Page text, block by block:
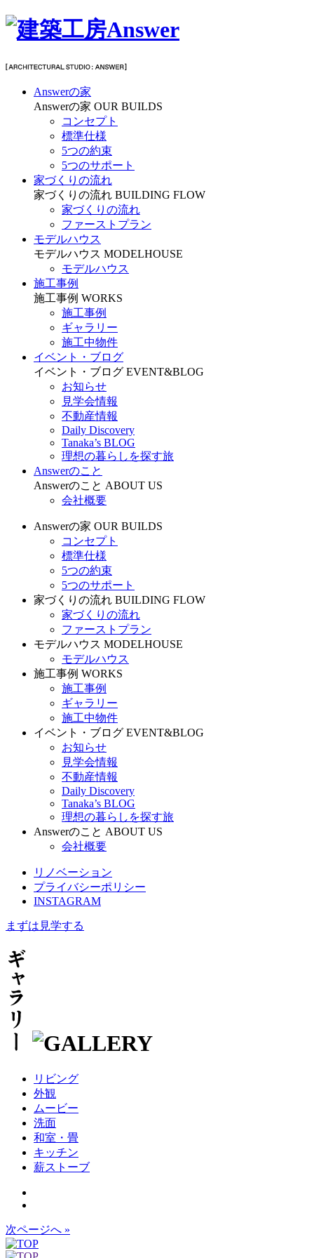
Answerの家
Answerの家 OUR BUILDS
コンセプト
標準仕様
5つの約束
5つのサポート
家づくりの流れ
家づくりの流れ BUILDING FLOW
家づくりの流れ
ファーストプラン
モデルハウス
モデルハウス MODELHOUSE
モデルハウス
施工事例
施工事例 WORKS
施工事例
ギャラリー
施工中物件
イベント・ブログ
イベント・ブログ EVENT&BLOG
お知らせ
見学会情報
不動産情報
Daily Discovery
Tanaka’s BLOG
理想の暮らしを探す旅
Answerのこと
Answerのこと ABOUT US
会社概要
Answerの家 OUR BUILDS
コンセプト
標準仕様
5つの約束
5つのサポート
家づくりの流れ BUILDING FLOW
家づくりの流れ
ファーストプラン
モデルハウス MODELHOUSE
モデルハウス
施工事例 WORKS
施工事例
ギャラリー
施工中物件
イベント・ブログ EVENT&BLOG
お知らせ
見学会情報
不動産情報
Daily Discovery
Tanaka’s BLOG
理想の暮らしを探す旅
Answerのこと ABOUT US
会社概要
リノベーション
プライバシーポリシー
INSTAGRAM
まずは見学する
リビング
外観
ムービー
洗面
和室・畳
キッチン
薪ストーブ
次ページへ »